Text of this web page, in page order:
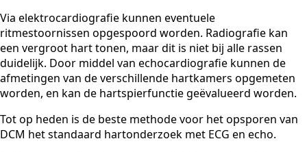
Via elektrocardiografie kunnen eventuele
ritmestoornissen opgespoord worden. Radiografie kan
een vergroot hart tonen, maar dit is niet bij alle rassen
duidelijk. Door middel van echocardiografie kunnen de
afmetingen van de verschillende hartkamers opgemeten
worden, en kan de hartspierfunctie geëvalueerd worden.
Tot op heden is de beste methode voor het opsporen van
DCM het standaard hartonderzoek met ECG en echo.